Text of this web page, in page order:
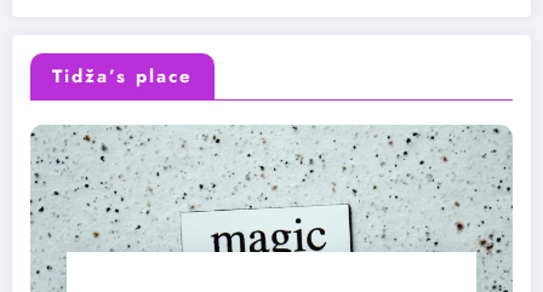
Tidža’s place